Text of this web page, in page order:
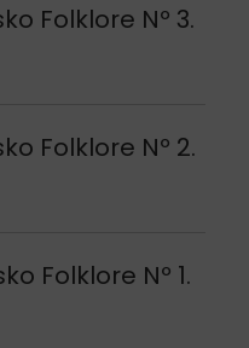
Folklore Nº 3.
Folklore Nº 2.
Folklore Nº 1.